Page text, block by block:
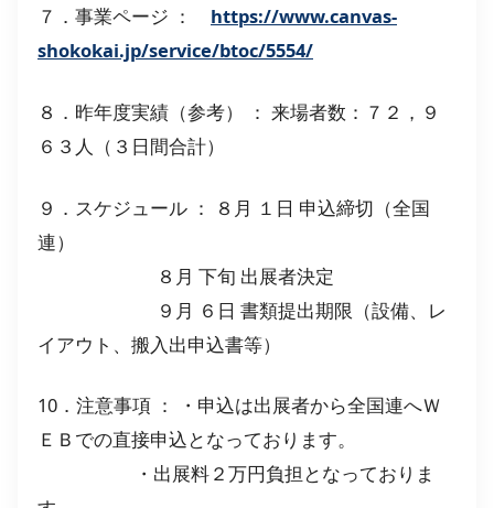
７．事業ページ ： https://www.canvas-
shokokai.jp/service/btoc/5554/
８．昨年度実績（参考） ： 来場者数：７２，９
６３人（３日間合計）
９．スケジュール ： ８月 １日 申込締切（全国
連）
８月 下旬 出展者決定
９月 ６日 書類提出期限（設備、レ
イアウト、搬入出申込書等）
10．注意事項 ： ・申込は出展者から全国連へＷ
ＥＢでの直接申込となっております。
・出展料２万円負担となっておりま